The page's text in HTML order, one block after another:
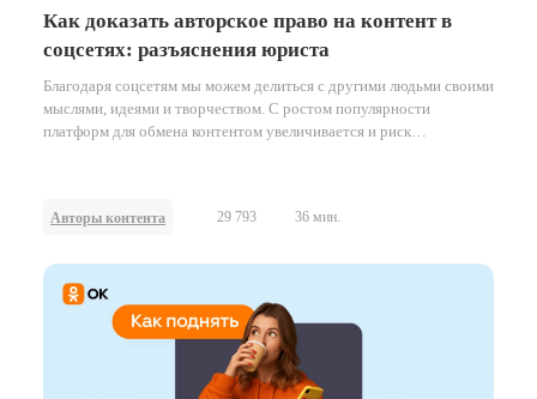
Как доказать авторское право на контент в
соцсетях: разъяснения юриста
Благодаря соцсетям мы можем делиться с другими людьми своими
мыслями, идеями и творчеством. С ростом популярности
платформ для обмена контентом увеличивается и риск
Авторы контента 29 793 36 мин.